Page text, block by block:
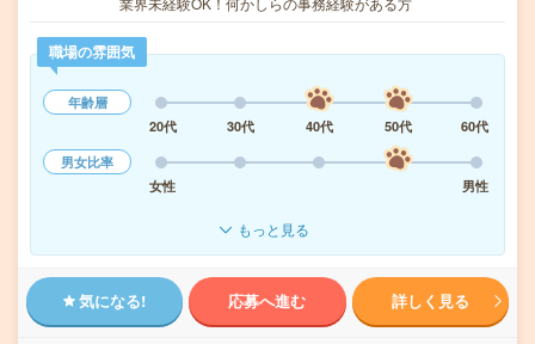
職場の雰囲気
年齢層
20代
30代 40代 50代
60代
男女比率
女性
男性
もっと見る
気になる! 応募へ進む 詳しく見る